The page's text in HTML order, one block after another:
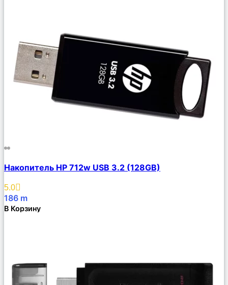
Описание
Избранное
Накопитель HP 712w USB 3.2 (128GB)
5.0
186 m
В Корзину